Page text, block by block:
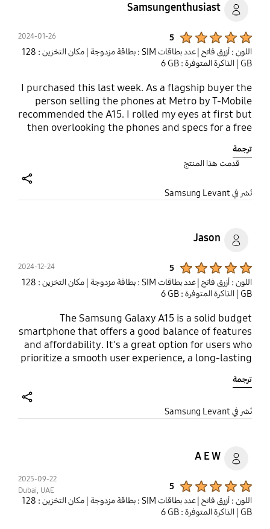
Samsungenthusiast
5
2024-01-26
اللون : أزرق فاتح | عدد بطاقات SIM : بطاقة مزدوجة
| مكان التخزين : ‎128
GB‎ | الذاكرة المتوفرة : ‎‎‎6 GB‎‎‎
I purchased this last week. As a flagship buyer the
person selling the phones at Metro by T-Mobile
recommended the A15. I rolled my eyes at first but
then overlooking the phones and specs for a free
had the phone for a week and even though I only
have 4gb of ram the phone works great, has a
beautiful screen, an nfc reader and great camera
setup. Came with android 14 also. No gripe.
for a phone
ترجمة
قدمت هذا المنتج
نُشر في Samsung Levant
Jason
5
2024-12-24
اللون : أزرق فاتح | عدد بطاقات SIM : بطاقة مزدوجة
| مكان التخزين : ‎128
GB‎ | الذاكرة المتوفرة : ‎‎‎6 GB‎‎‎
The Samsung Galaxy A15 is a solid budget
smartphone that offers a good balance of features
and affordability. It's a great option for users who
prioritize a smooth user experience, a long-lasting
the bank.
ترجمة
نُشر في Samsung Levant
A E W
5
2025-09-22
Dubai, UAE
اللون : أزرق فاتح | عدد بطاقات SIM : بطاقة مزدوجة
| مكان التخزين : ‎128
GB‎ | الذاكرة المتوفرة : ‎‎‎6 GB‎‎‎